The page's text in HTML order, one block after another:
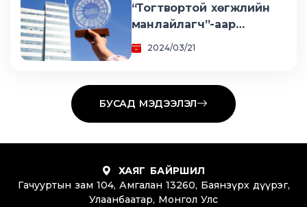
“Тогтвортой хөгжлийн
манлайлагч”-аар
шалгарлаа
2024/03/21
БУСАД МЭДЭЭЛЭЛ
ХАЯГ БАЙРШИЛ
Гачууртын зам 104, Амгалан 13260, Баянзүрх дүүрэг,
Улаанбаатар, Монгол Улс